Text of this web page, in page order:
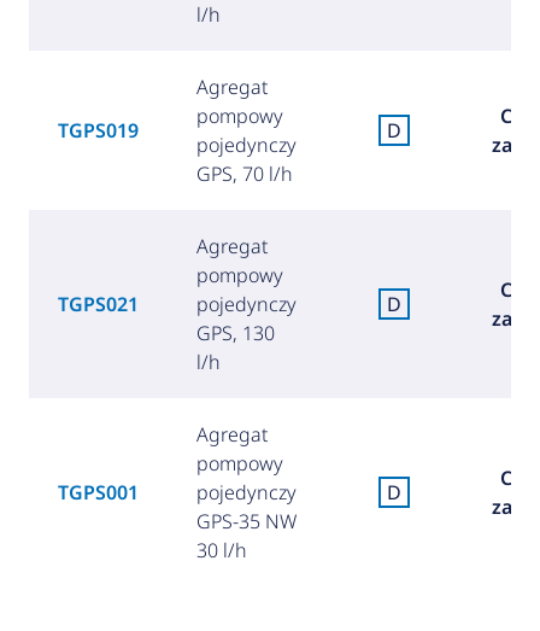
l/h
TGPS019
Agregat
pompowy
pojedynczy
GPS, 70 l/h
D
TGPS021
Agregat
pompowy
pojedynczy
GPS, 130
l/h
D
TGPS001
Agregat
pompowy
pojedynczy
GPS-35 NW
30 l/h
D